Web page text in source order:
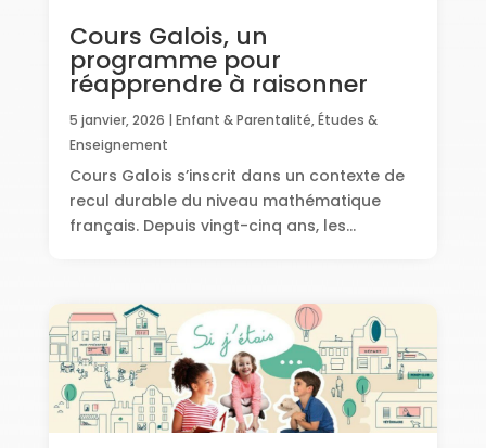
Cours Galois, un
programme pour
réapprendre à raisonner
5 janvier, 2026 | Enfant & Parentalité,Études &
Enseignement
Cours Galois s’inscrit dans un contexte de
recul durable du niveau mathématique
français. Depuis vingt-cinq ans, les...